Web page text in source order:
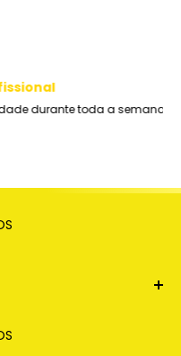
durante toda a semana
se dá em